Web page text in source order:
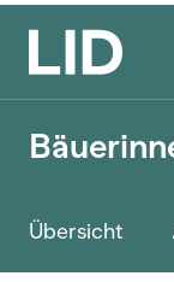
Übersicht